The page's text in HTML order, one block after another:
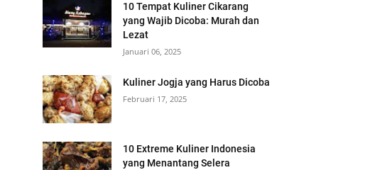
10 Tempat Kuliner Cikarang
yang Wajib Dicoba: Murah dan
Lezat
Januari 06, 2025
Kuliner Jogja yang Harus Dicoba
Februari 17, 2025
10 Extreme Kuliner Indonesia
yang Menantang Selera